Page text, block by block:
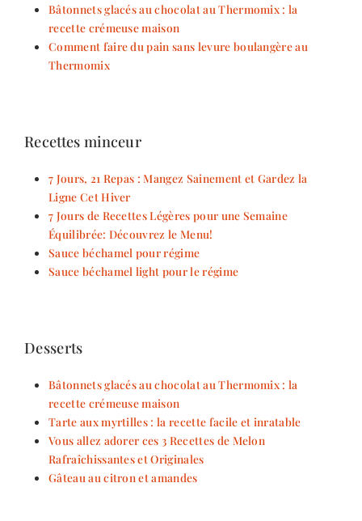
Bâtonnets glacés au chocolat au Thermomix : la
recette crémeuse maison
Comment faire du pain sans levure boulangère au
Thermomix
Recettes minceur
7 Jours, 21 Repas : Mangez Sainement et Gardez la
Ligne Cet Hiver
7 Jours de Recettes Légères pour une Semaine
Équilibrée: Découvrez le Menu!
Sauce béchamel pour régime
Sauce béchamel light pour le régime
Desserts
Bâtonnets glacés au chocolat au Thermomix : la
recette crémeuse maison
Tarte aux myrtilles : la recette facile et inratable
Vous allez adorer ces 3 Recettes de Melon
Rafraîchissantes et Originales
Gâteau au citron et amandes